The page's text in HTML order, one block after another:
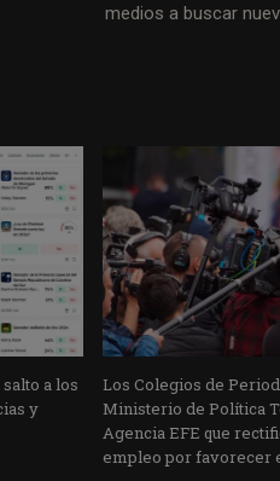
medios a buscar
a los
y
Los Colegios de
Ministerio de Política
Agencia EFE que
empleo por favorecer